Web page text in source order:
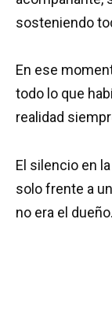
sosteniendo
En ese
todo lo que
realidad
El silencio en
solo frente a
no era el dueño.